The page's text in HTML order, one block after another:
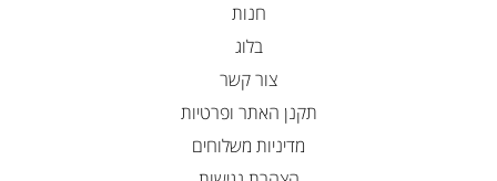
חנות
בלוג
צור קשר
תקנן האתר ופרטיות
מדיניות משלוחים